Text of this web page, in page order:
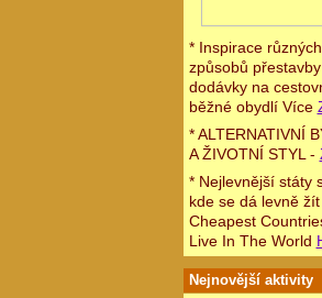
* Inspirace různých
způsobů přestavby
dodávky na
běžné obydlí Více
* ALTERNATIVNÍ
A ŽIVOTNÍ STYL -
* Nejlevnější státy
kde se dá levně
Cheapest
Live In The World
Nejnovější aktivity